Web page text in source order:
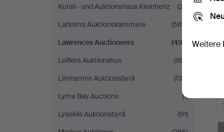
Kunst- und Auktionshaus Kleinhenz
(27)
Laholms Auktionskammare
(560)
Lawrences Auctioneers
(497)
Leiflers Auktionshus
(163)
Limhamns Auktionsbyrå
(139)
Lyme Bay Auctions
(1)
Lysekils Auktionsbyrå
(91)
Weitere